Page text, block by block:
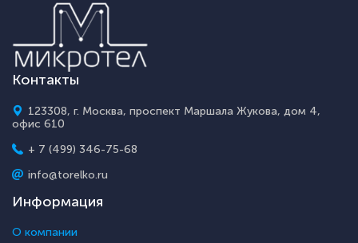
Контакты
123308, г. Москва, проспект Маршала Жукова, дом 4,
офис 610
+ 7 (499) 346-75-68
info@torelko.ru
Информация
О компании